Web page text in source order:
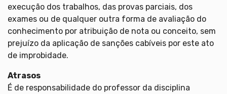
execução dos trabalhos, das provas parciais, dos
exames ou de qualquer outra forma de avaliação do
conhecimento por atribuição de nota ou conceito, sem
prejuízo da aplicação de sanções cabíveis por este ato
de improbidade.
Atrasos
É de responsabilidade do professor da disciplina